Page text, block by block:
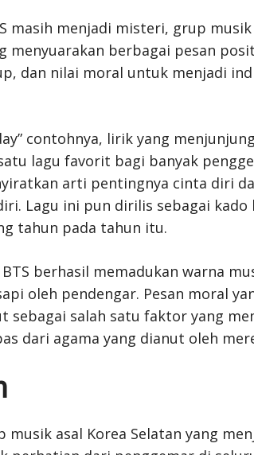
masih menjadi misteri, grup
menyuarakan berbagai pesan
dan nilai moral untuk menjadi
contohnya, lirik yang
lagu favorit bagi banyak
arti pentingnya cinta diri
Lagu ini pun dirilis sebagai kado
tahun pada tahun itu.
berhasil memadukan warna
oleh pendengar. Pesan moral
sebagai salah satu faktor yang
dari agama yang dianut oleh
musik asal Korea Selatan yang